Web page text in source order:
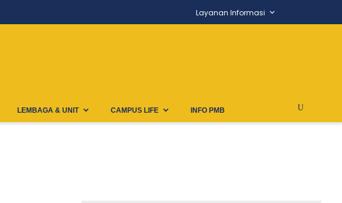
Layanan Informasi
LEMBAGA & UNIT CAMPUS LIFE INFO PMB